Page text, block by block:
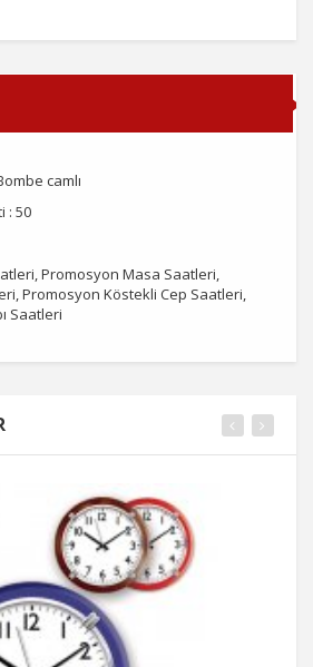
camlı
: 50
Promosyon Masa Saatleri,
Promosyon Köstekli Cep Saatleri,
Saatleri